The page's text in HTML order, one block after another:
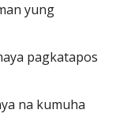
yung
pagkatapos
na kumuha